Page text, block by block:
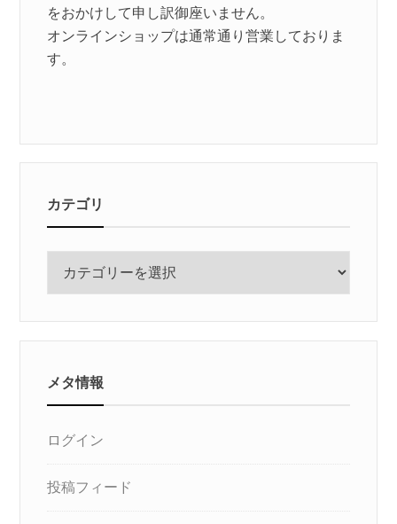
をおかけして申し訳御座いません。
オンラインショップは通常通り営業しておりま
す。
カテゴリ
メタ情報
ログイン
投稿フィード